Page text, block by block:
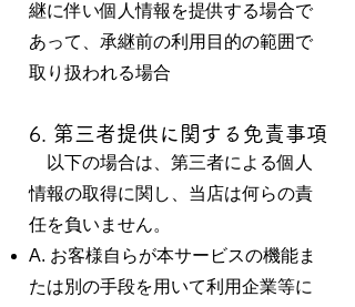
継に伴い個人情報を提供する場合で
あって、承継前の利用目的の範囲で
取り扱われる場合
6. 第三者提供に関する免責事項
以下の場合は、第三者による個人
情報の取得に関し、当店は何らの責
任を負いません。
A. お客様自らが本サービスの機能ま
たは別の手段を用いて利用企業等に